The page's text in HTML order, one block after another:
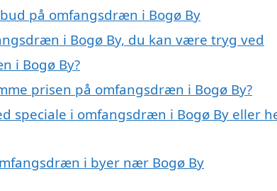
på omfangsdræn i Bogø By
i Bogø By, du kan være tryg ved
i Bogø By?
prisen på omfangsdræn i Bogø By?
speciale i omfangsdræn i Bogø By eller
i byer nær Bogø By